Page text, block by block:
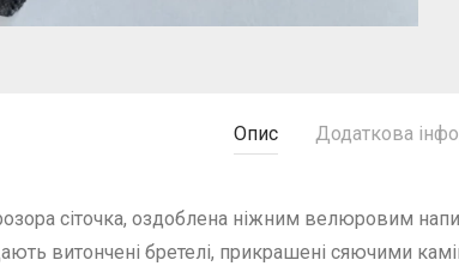
Опис Додаткова
сіточка, оздоблена ніжним велюровим
витончені бретелі, прикрашені сяючими